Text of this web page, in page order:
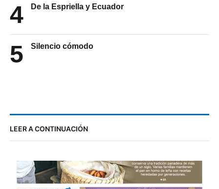
4 De la Espriella y Ecuador
5 Silencio cómodo
LEER A CONTINUACIÓN